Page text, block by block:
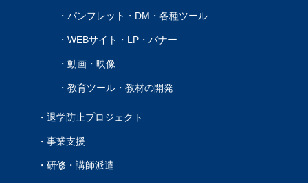
パンフレット・DM・各種ツール
WEBサイト・LP・バナー
動画・映像
教育ツール・教材の開発
退学防止プロジェクト
事業支援
研修・講師派遣